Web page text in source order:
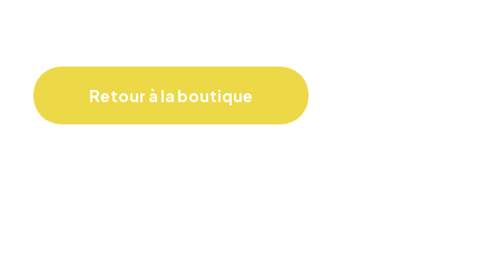
Retour à la boutique